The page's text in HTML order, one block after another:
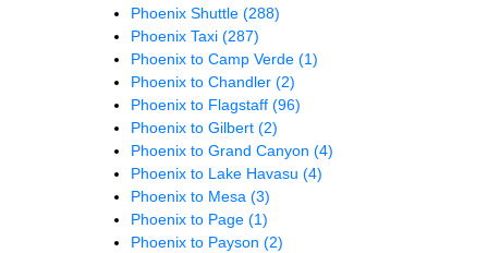
Phoenix Shuttle (288)
Phoenix Taxi (287)
Phoenix to Camp Verde (1)
Phoenix to Chandler (2)
Phoenix to Flagstaff (96)
Phoenix to Gilbert (2)
Phoenix to Grand Canyon (4)
Phoenix to Lake Havasu (4)
Phoenix to Mesa (3)
Phoenix to Page (1)
Phoenix to Payson (2)